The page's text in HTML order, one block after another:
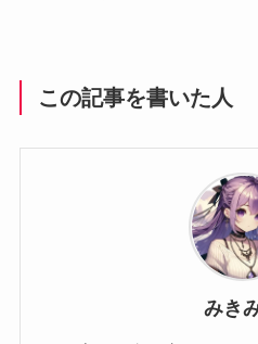
この記事を書いた人
みき